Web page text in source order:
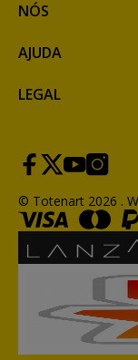
NÓS
AJUDA
LEGAL
© Totenart 2026 .